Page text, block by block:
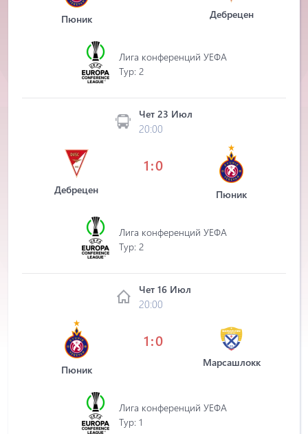
Пюник Дебрецен
Лига конференций УЕФА
Tур: 2
Чет 23 Июл
20:00
Дебрецен
1:0
Пюник
Лига конференций УЕФА
Tур: 2
Чет 16 Июл
20:00
Пюник
1:0
Марсашлокк
Лига конференций УЕФА
Tур: 1